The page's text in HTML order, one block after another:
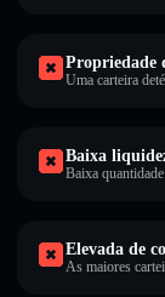
Propriedade
Uma carteira
Baixa
Baixa
Elevada de
As maiores